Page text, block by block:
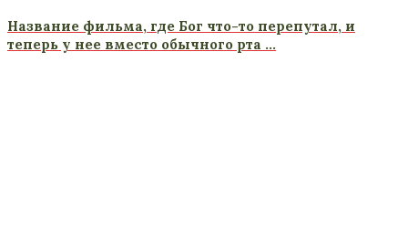
Название фильма, где Бог что-то перепутал, и
теперь у нее вместо обычного рта …